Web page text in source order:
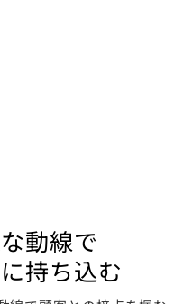
動線で
持ち込む